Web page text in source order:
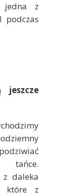
z
podczas
tańce.
daleka
które z